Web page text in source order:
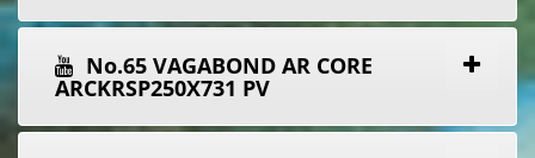
No.65 VAGABOND AR CORE
ARCKRSP250X731 PV